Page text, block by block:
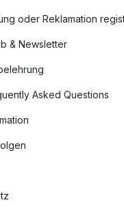
oder Reklamation
& Newsletter
Asked Questions